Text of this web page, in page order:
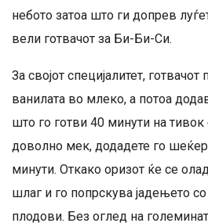
небото затоа што ги допрев
вели готвачот за Би-Би-Си.
За својот специјалитет, готвачот
ванилата во млеко, а потоа
што го готви 40 минути на тивок
доволно мек, додадете го
минути. Откако оризот ќе се
шлаг и го попрскува јадењето со
плодови. Без оглед на